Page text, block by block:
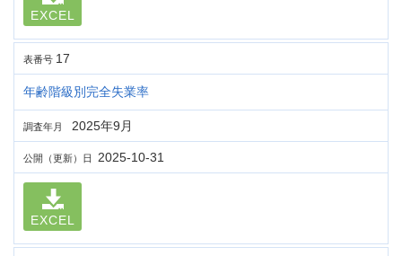
EXCEL
表番号 17
年齢階級別完全失業率
調査年月 2025年9月
公開（更新）日 2025-10-31
EXCEL